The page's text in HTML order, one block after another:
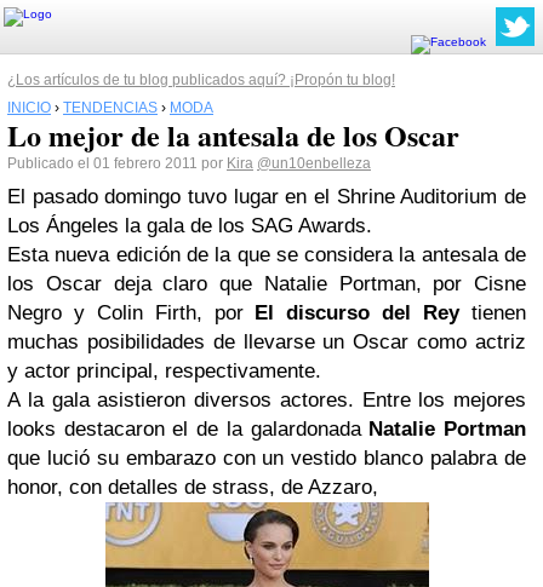
¿Los artículos de tu blog publicados aquí? ¡Propón tu blog!
INICIO › TENDENCIAS › MODA
Lo mejor de la antesala de los Oscar
Publicado el 01 febrero 2011 por Kira @un10enbelleza
El pasado domingo tuvo lugar en el Shrine Auditorium de
Los Ángeles la gala de los SAG Awards.
Esta nueva edición de la que se considera la antesala de
los Oscar deja claro que Natalie Portman, por Cisne
Negro y Colin Firth, por El discurso del Rey tienen
muchas posibilidades de llevarse un Oscar como actriz
y actor principal, respectivamente.
A la gala asistieron diversos actores. Entre los mejores
looks destacaron el de la galardonada Natalie Portman
que lució su embarazo con un vestido blanco palabra de
honor, con detalles de strass, de Azzaro,